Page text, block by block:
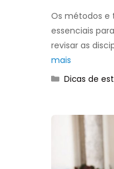
Os métodos e
essenciais
revisar as
mais
Categorias
Dicas de